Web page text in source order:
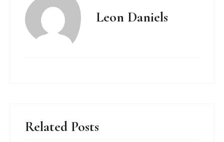
Leon Daniels
Related Posts